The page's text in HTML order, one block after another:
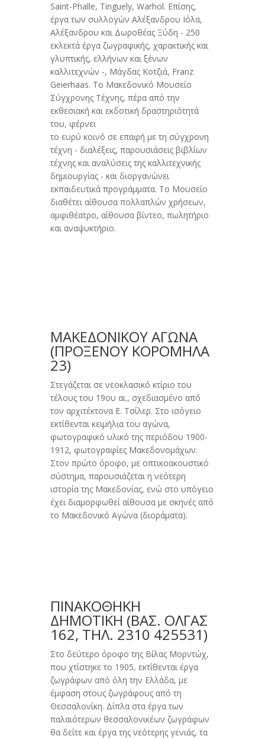
Saint-Phalle, Tinguely, Warhol. Επίσης,
έργα των συλλογών Αλέξανδρου Iόλα,
Αλέξανδρου και Δωροθέας Ξύδη - 250
εκλεκτά έργα ζωγραφικής, χαρακτικής και
γλυπτικής, ελλήνων και ξένων
καλλιτεχνών -, Μάγδας Κοτζιά, Franz
Geierhaas. Το Μακεδονικό Μουσείο
Σύγχρονης Τέχνης, πέρα από την
εκθεσιακή και εκδοτική δραστηριότητά
του, φέρνει
το ευρύ κοινό σε επαφή με τη σύγχρονη
τέχνη - διαλέξεις, παρουσιάσεις βιβλίων
τέχνης και αναλύσεις της καλλιτεχνικής
δημιουργίας - και διοργανώνει
εκπαιδευτικά προγράμματα. Το Μουσείο
διαθέτει αίθουσα πολλαπλών χρήσεων,
αμφιθέατρο, αίθουσα βίντεο, πωλητήριο
και αναψυκτήριο.
ΜΑΚΕΔΟΝΙΚΟΥ ΑΓΩΝΑ
(ΠΡΟΞΈΝΟΥ KΟΡΟΜΗΛΆ
23)
Στεγάζεται σε νεοκλασικό κτίριο του
τέλους του 19ου αι., σχεδιασμένο από
τον αρχιτέκτονα E. Tσίλερ. Στο ισόγειο
εκτίθενται κειμήλια του αγώνα,
φωτογραφικό υλικό της περιόδου 1900-
1912, φωτογραφίες Mακεδονομάχων.
Στον πρώτο όροφο, με οπτικοακουστικό
σύστημα, παρουσιάζεται η νεότερη
ιστορία της Mακεδονίας, ενώ στο υπόγειο
έχει διαμορφωθεί αίθουσα με σκηνές από
το Μακεδονικό Αγώνα (διοράματα).
ΠΙΝΑΚΟΘΗΚΗ
ΔΗΜΟΤΙΚΗ (BΑΣ. ΌΛΓΑΣ
162, ΤΗΛ. 2310 425531)
Στο δεύτερο όροφο της Βίλας Μορντώχ,
που χτίστηκε το 1905, εκτίθενται έργα
ζωγράφων από όλη την Eλλάδα, με
έμφαση στους ζωγράφους από τη
Θεσσαλονίκη. Δίπλα στα έργα των
παλαιότερων θεσσαλονικέων ζωγράφων
θα δείτε και έργα της νεότερης γενιάς, τα